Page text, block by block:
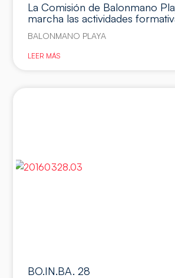
La Comisión de Balonmano
marcha las actividades
BALONMANO PLAYA
LEER MÁS
BO.IN.BA. 28